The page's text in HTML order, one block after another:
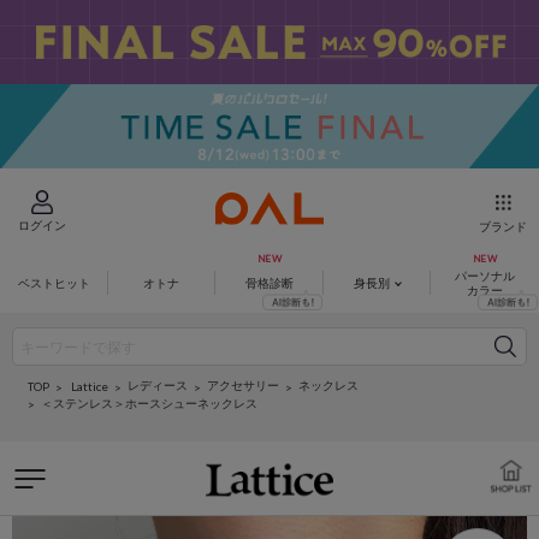
ログイン ブランド
ベストヒット オトナ 骨格診断 身長別
パーソナル
カラー
TOP Lattice レディース アクセサリー
ネックレス
＜ステンレス＞ホースシューネックレス